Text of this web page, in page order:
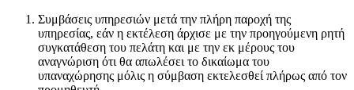
Συμβάσεις υπηρεσιών μετά την πλήρη παροχή της
υπηρεσίας, εάν η εκτέλεση άρχισε με την προηγούμενη ρητή
συγκατάθεση του πελάτη και με την εκ μέρους του
αναγνώριση ότι θα απωλέσει το δικαίωμα του
υπαναχώρησης μόλις η σύμβαση εκτελεσθεί πλήρως από τον